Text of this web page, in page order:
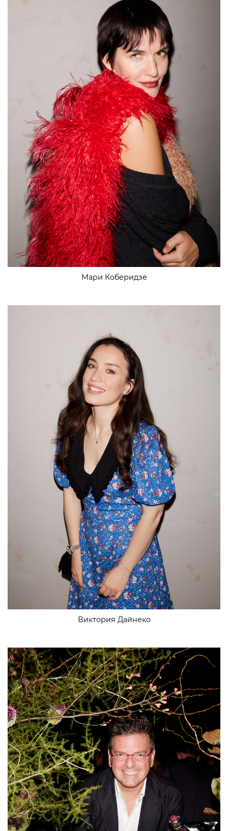
Мари Коберидзе
Виктория Дайнеко